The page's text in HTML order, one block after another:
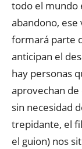
todo el mundo
abandono, ese
formará parte
anticipan el
hay personas
aprovechan de
sin necesidad
trepidante, el
el guion) nos